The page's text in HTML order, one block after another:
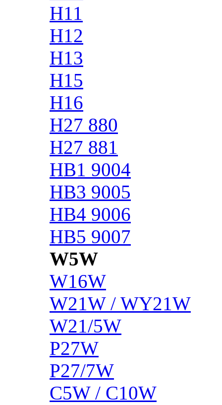
H11
H12
H13
H15
H16
H27 880
H27 881
HB1 9004
HB3 9005
HB4 9006
HB5 9007
W5W
W16W
W21W / WY21W
W21/5W
P27W
P27/7W
C5W / C10W